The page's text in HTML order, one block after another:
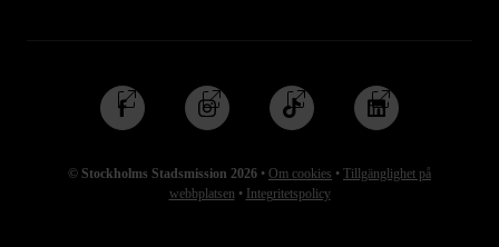
© Stockholms Stadsmission 2026 • Om cookies • Tillgänglighet på
webbplatsen • Integritetspolicy
Följ
oss
Facebook
Följ
oss
Instagram
Följ
oss
TikTok
Följ
oss
Linkedin